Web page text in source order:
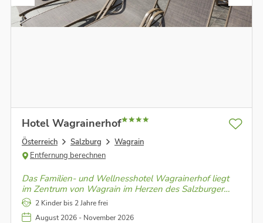
Hotel Wagrainerhof
Österreich Salzburg
Wagrain
Entfernung berechnen
Das Familien- und Wellnesshotel Wagrainerhof liegt
im Zentrum von Wagrain im Herzen des Salzburger
Landes – und bietet unvergessliche Urlaubstage für
Familien, Wanderfans und sportlich Aktive.
2 Kinder bis 2 Jahre frei
August 2026 - November 2026